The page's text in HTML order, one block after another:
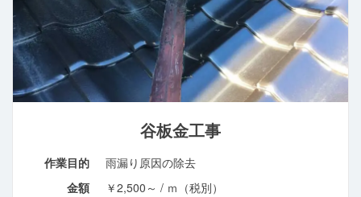
谷板金工事
作業目的
雨漏り原因の除去
金額
￥2,500～ / ｍ（税別）